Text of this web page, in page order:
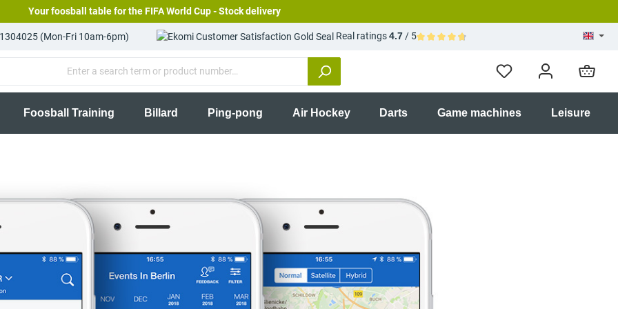
Your foosball table for the FIFA World Cup - Stock delivery
(Mon-Fri 10am-6pm) Real ratings4.7 / 5
Foosball Training Billard Ping-pong Air Hockey Darts Game machines Leisure